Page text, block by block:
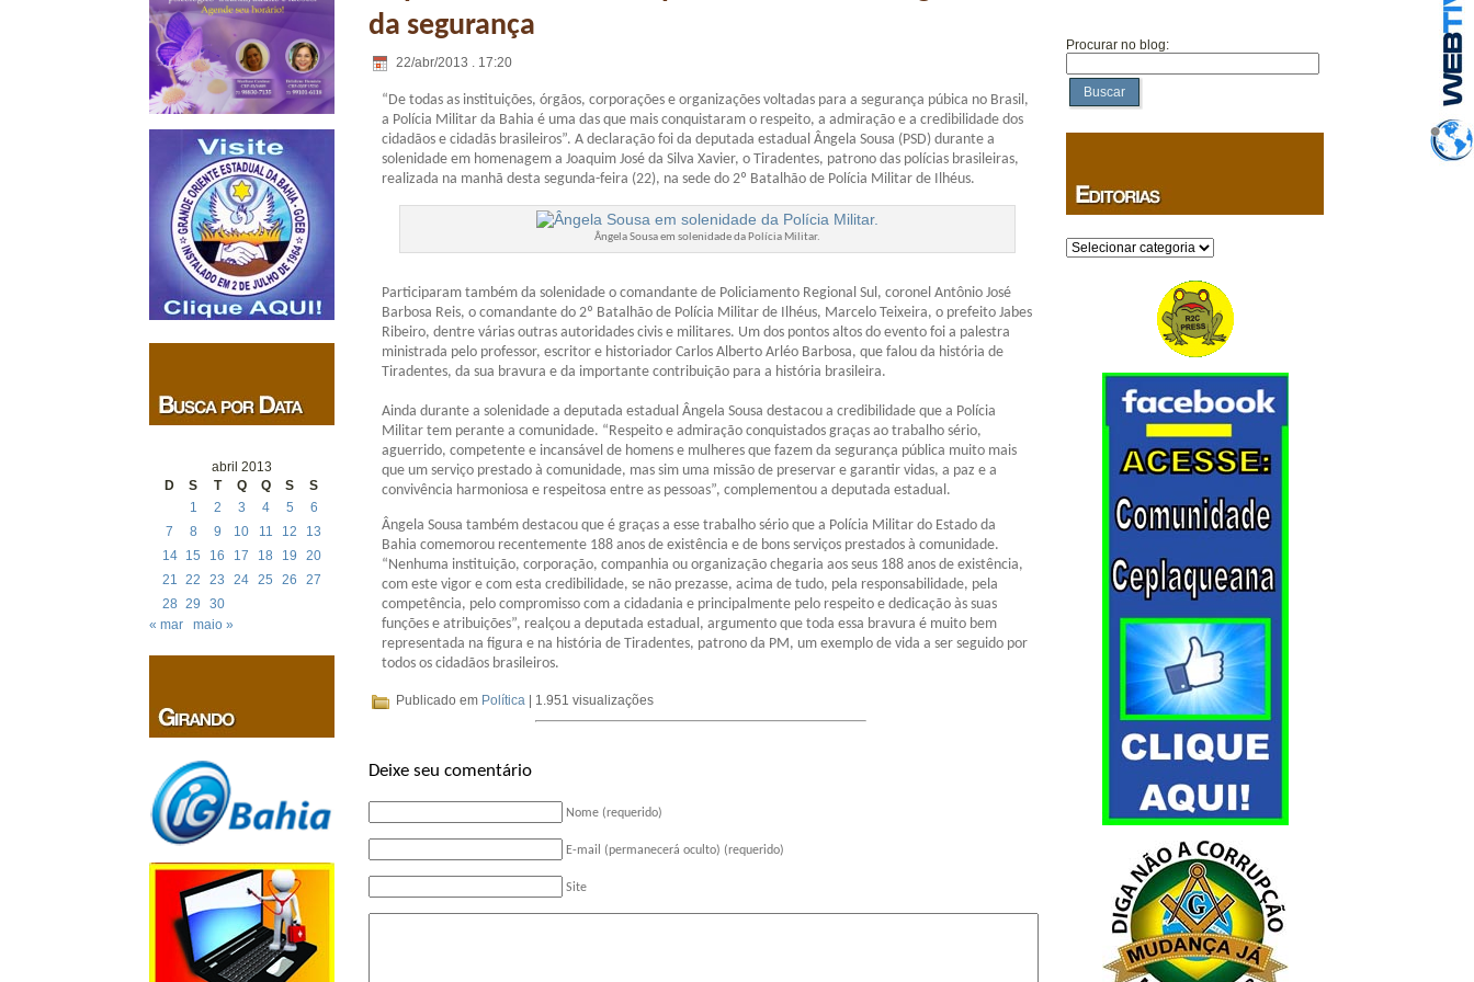
abril 2013
D
S T Q Q S
S
1
2 3 4 5
6
7
8 9 10 11 12
13
14
15 16 17 18 19
20
21 22 23 24 25 26
27
28 29
30
« mar
maio »
da segurança
22/abr/2013 . 17:20
“De todas as instituições, órgãos, corporações e organizações voltadas para a segurança púbica no Brasil,
a Polícia Militar da Bahia é uma das que mais conquistaram o respeito, a admiração e a credibilidade dos
cidadãos e cidadãs brasileiros”. A declaração foi da deputada estadual Ângela Sousa (PSD) durante a
solenidade em homenagem a Joaquim José da Silva Xavier, o Tiradentes, patrono das polícias brasileiras,
realizada na manhã desta segunda-feira (22), na sede do 2º Batalhão de Polícia Militar de Ilhéus.
Ângela Sousa em solenidade da Polícia Militar.
Participaram também da solenidade o comandante de Policiamento Regional Sul, coronel Antônio José
Barbosa Reis, o comandante do 2º Batalhão de Polícia Militar de Ilhéus, Marcelo Teixeira, o prefeito Jabes
Ribeiro, dentre várias outras autoridades civis e militares. Um dos pontos altos do evento foi a palestra
ministrada pelo professor, escritor e historiador Carlos Alberto Arléo Barbosa, que falou da história de
Tiradentes, da sua bravura e da importante contribuição para a história brasileira.
Ainda durante a solenidade a deputada estadual Ângela Sousa destacou a credibilidade que a Polícia
Militar tem perante a comunidade. “Respeito e admiração conquistados graças ao trabalho sério,
aguerrido, competente e incansável de homens e mulheres que fazem da segurança pública muito mais
que um serviço prestado à comunidade, mas sim uma missão de preservar e garantir vidas, a paz e a
convivência harmoniosa e respeitosa entre as pessoas”, complementou a deputada estadual.
Ângela Sousa também destacou que é graças a esse trabalho sério que a Polícia Militar do Estado da
Bahia comemorou recentemente 188 anos de existência e de bons serviços prestados à comunidade.
“Nenhuma instituição, corporação, companhia ou organização chegaria aos seus 188 anos de existência,
com este vigor e com esta credibilidade, se não prezasse, acima de tudo, pela responsabilidade, pela
competência, pelo compromisso com a cidadania e principalmente pelo respeito e dedicação às suas
funções e atribuições”, realçou a deputada estadual, argumento que toda essa bravura é muito bem
representada na figura e na história de Tiradentes, patrono da PM, um exemplo de vida a ser seguido por
todos os cidadãos brasileiros.
Publicado em Política | 1.951 visualizações
Deixe seu comentário
Nome (requerido)
E-mail (permanecerá oculto) (requerido)
Site
Procurar no blog:
Buscar
Categorias